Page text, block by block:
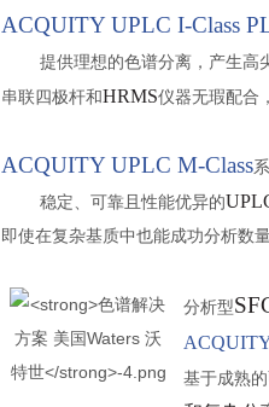
ACQUITY UPLC I-Class
提供理想的色谱分离，产生高
串联四极杆和HRMS仪器无瑕配合
ACQUITY UPLC M-Class
稳定、可靠且性能优异的
即使在复杂基质中也能成功分析数
分析型
基于成熟的